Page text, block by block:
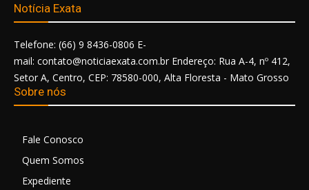
Notícia Exata
Telefone: (66) 9 8436-0806 E-
mail: contato@noticiaexata.com.br Endereço: Rua A-4, nº 412,
Setor A, Centro, CEP: 78580-000, Alta Floresta - Mato Grosso
Sobre nós
Fale Conosco
Quem Somos
Expediente